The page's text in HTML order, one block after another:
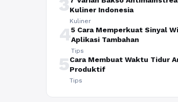
3Kuliner Indonesia
Kuliner
45 Cara Memperkuat Sinyal
Aplikasi Tambahan
Tips
5Cara Membuat Waktu Tidur
Produktif
Tips